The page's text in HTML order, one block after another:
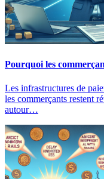
Pourquoi les
Les infrastructures de
les commerçants restent
autour…